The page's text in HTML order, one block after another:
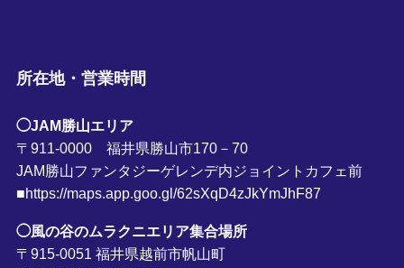
所在地・営業時間
◯JAM勝山エリア
〒911-0000 福井県勝山市170－70
JAM勝山ファンタジーゲレンデ内ジョイントカフェ前
■https://maps.app.goo.gl/62sXqD4zJkYmJhF87
◯風の谷のムラクニエリア集合場所
〒915-0051 福井県越前市帆山町